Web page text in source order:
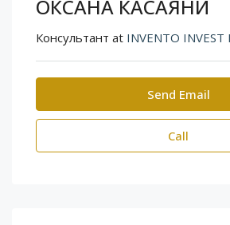
ОКСАНА КАСАЯНИ
Консультант at INVENTO INVEST
Send Email
Call